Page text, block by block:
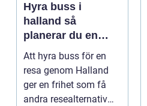
Hyra buss i
halland så
planerar du en
trygg och smidig
resa
Att hyra buss för en
resa genom Halland
ger en frihet som få
andra resealternativ